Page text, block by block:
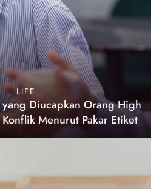
LIFE
Diucapkan Orang High
Menurut Pakar Etiket